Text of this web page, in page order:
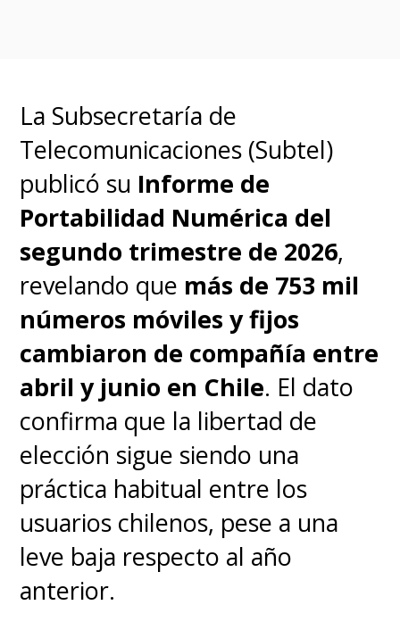
elevado, consolidando la
estrategia de Samsung de
reforzar su gama media con
características premium, aunque
a costa de un mayor
desembolso por parte de los
usuarios. Los veríamos en
tiendas chilenas en un par de
semanas.
La Subsecretaría de
Telecomunicaciones (Subtel)
publicó su Informe de
Portabilidad Numérica del
segundo trimestre de 2026,
revelando que más de 753 mil
números móviles y fijos
cambiaron de compañía entre
abril y junio en Chile. El dato
confirma que la libertad de
elección sigue siendo una
práctica habitual entre los
usuarios chilenos, pese a una
leve baja respecto al año
anterior.